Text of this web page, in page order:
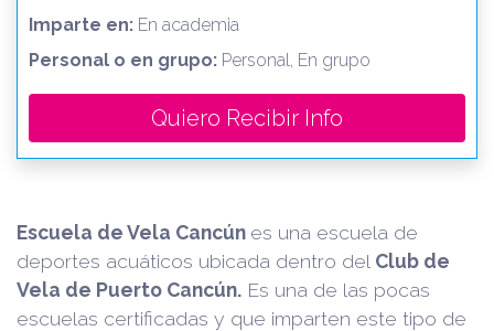
Imparte en: En academia
Personal o en grupo: Personal, En grupo
Quiero Recibir Info
Escuela de Vela Cancún es una escuela de
deportes acuáticos ubicada dentro del Club de
Vela de Puerto Cancún. Es una de las pocas
escuelas certificadas y que imparten este tipo de